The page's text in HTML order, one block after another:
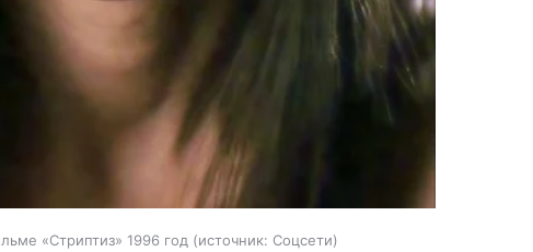
«Стриптиз» 1996 год источник: Соцсети